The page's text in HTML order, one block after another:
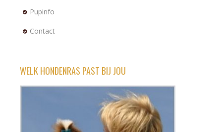
Pupinfo
Contact
WELK HONDENRAS PAST BIJ JOU